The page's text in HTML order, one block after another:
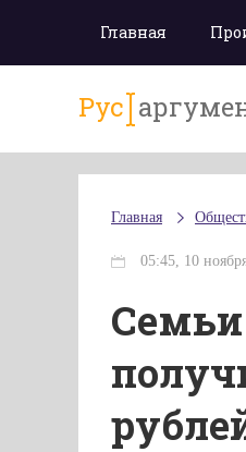
Главная
Рус
Главная
05:45, 10